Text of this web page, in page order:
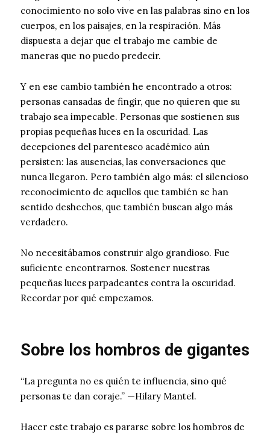
conocimiento no solo vive en las palabras sino en los
cuerpos, en los paisajes, en la respiración. Más
dispuesta a dejar que el trabajo me cambie de
maneras que no puedo predecir.
Y en ese cambio también he encontrado a otros:
personas cansadas de fingir, que no quieren que su
trabajo sea impecable. Personas que sostienen sus
propias pequeñas luces en la oscuridad. Las
decepciones del parentesco académico aún
persisten: las ausencias, las conversaciones que
nunca llegaron. Pero también algo más: el silencioso
reconocimiento de aquellos que también se han
sentido deshechos, que también buscan algo más
verdadero.
No necesitábamos construir algo grandioso. Fue
suficiente encontrarnos. Sostener nuestras
pequeñas luces parpadeantes contra la oscuridad.
Recordar por qué empezamos.
Sobre los hombros de gigantes
“La pregunta no es quién te influencia, sino qué
personas te dan coraje.” —Hilary Mantel.
Hacer este trabajo es pararse sobre los hombros de